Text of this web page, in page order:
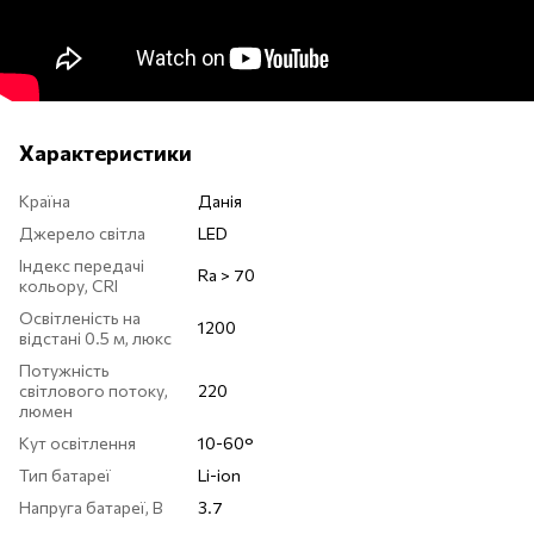
Характеристики
Країна
Данія
Джерело світла
LED
Індекс передачі
кольору, CRI
Ra > 70
Освітленість на
відстані 0.5 м, люкс
1200
Потужність
світлового потоку,
люмен
220
Кут освітлення
10-60°
Тип батареї
Li-ion
Напруга батареї, В
3.7